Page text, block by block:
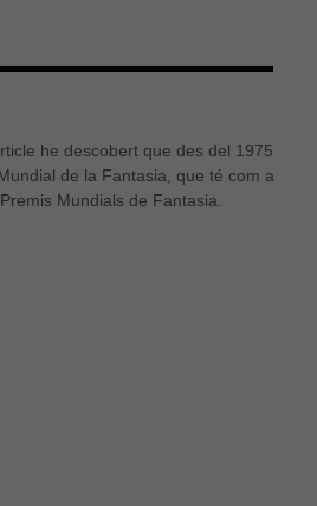
he descobert que des del 1975
de la Fantasia, que té com a
Mundials de Fantasia.